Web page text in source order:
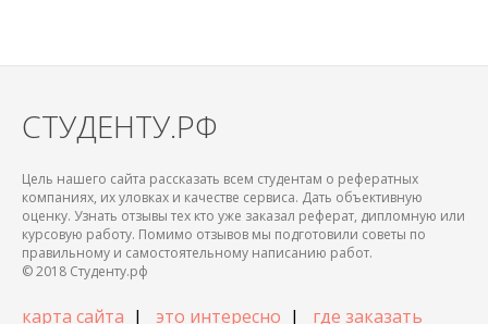
СТУДЕНТУ.РФ
Цель нашего сайта рассказать всем студентам о рефератных
компаниях, их уловках и качестве сервиса. Дать объективную
оценку. Узнать отзывы тех кто уже заказал реферат, дипломную или
курсовую работу. Помимо отзывов мы подготовили советы по
правильному и самостоятельному написанию работ.
© 2018 Студенту.рф
карта сайта | это интересно | где заказать